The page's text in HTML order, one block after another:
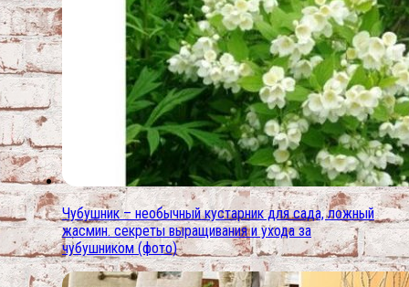
Чубушник – необычный кустарник для сада, ложный
жасмин. секреты выращивания и ухода за
чубушником (фото)